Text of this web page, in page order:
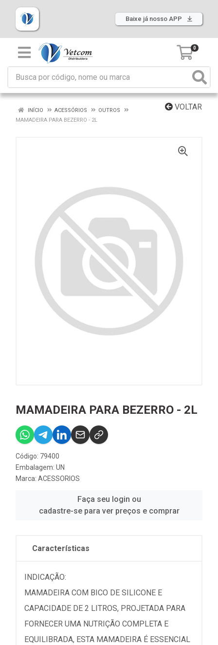
Baixe já nosso APP
0
VOLTAR
INÍCIO ACESSÓRIOS
OUTROS
MAMADEIRA PARA BEZERRO - 2L
MAMADEIRA PARA BEZERRO - 2L
Código: 79400
Embalagem: UN
Marca: ACESSORIOS
Faça seu login ou
cadastre-se para ver preços e comprar
Características
INDICAÇÃO:
MAMADEIRA COM BICO DE SILICONE E
CAPACIDADE DE 2 LITROS, PROJETADA PARA
FORNECER UMA NUTRIÇÃO COMPLETA E
EQUILIBRADA, ESTA MAMADEIRA É ESSENCIAL